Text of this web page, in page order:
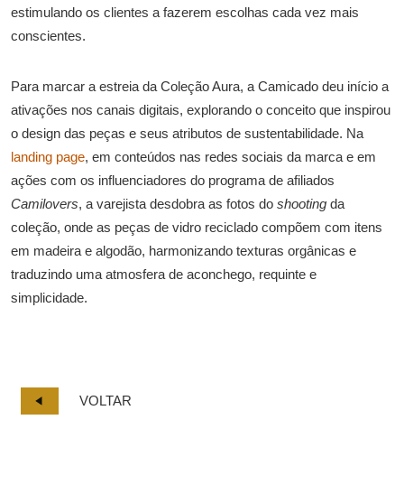
estimulando os clientes a fazerem escolhas cada vez mais
conscientes.
Para marcar a estreia da Coleção Aura, a Camicado deu início a
ativações nos canais digitais, explorando o conceito que inspirou
o design das peças e seus atributos de sustentabilidade. Na
landing page, em conteúdos nas redes sociais da marca e em
ações com os influenciadores do programa de afiliados
Camilovers, a varejista desdobra as fotos do shooting da
coleção, onde as peças de vidro reciclado compõem com itens
em madeira e algodão, harmonizando texturas orgânicas e
traduzindo uma atmosfera de aconchego, requinte e
simplicidade.
VOLTAR